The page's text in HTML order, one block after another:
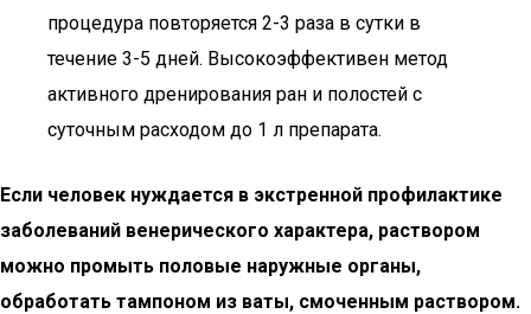
процедура повторяется 2-3 раза в сутки в
течение 3-5 дней. Высокоэффективен метод
активного дренирования ран и полостей с
суточным расходом до 1 л препарата.
Если человек нуждается в экстренной профилактике
заболеваний венерического характера, раствором
можно промыть половые наружные органы,
обработать тампоном из ваты, смоченным раствором.